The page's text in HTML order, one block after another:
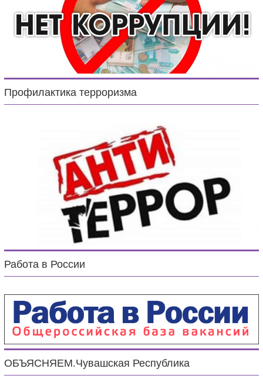
Профилактика терроризма
Работа в России
ОБЪЯСНЯЕМ.Чувашская Республика